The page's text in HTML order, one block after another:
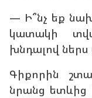
— Ի՞նչ եք
կատակի
խնդալով ներս
Գիքորին
նրանց ետևից